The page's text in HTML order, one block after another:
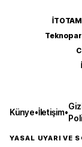
İTOTAM
Künye•İletişim•
YASAL UYARI VE